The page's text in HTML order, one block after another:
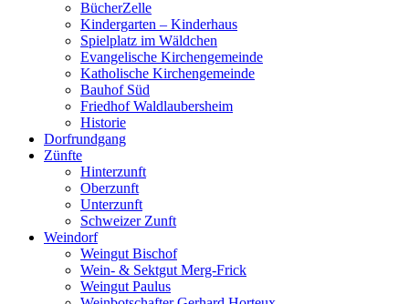
BücherZelle
Kindergarten – Kinderhaus
Spielplatz im Wäldchen
Evangelische Kirchengemeinde
Katholische Kirchengemeinde
Bauhof Süd
Friedhof Waldlaubersheim
Historie
Dorfrundgang
Zünfte
Hinterzunft
Oberzunft
Unterzunft
Schweizer Zunft
Weindorf
Weingut Bischof
Wein- & Sektgut Merg-Frick
Weingut Paulus